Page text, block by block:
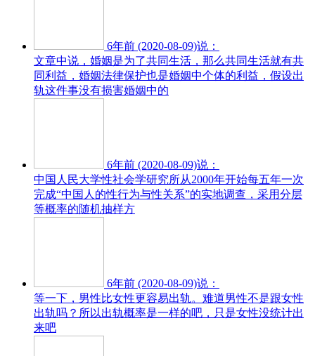
6年前 (2020-08-09)说：
文章中说，婚姻是为了共同生活，那么共同生活就有共
同利益，婚姻法律保护也是婚姻中个体的利益，假设出
轨这件事没有损害婚姻中的
6年前 (2020-08-09)说：
中国人民大学性社会学研究所从2000年开始每五年一次
完成“中国人的性行为与性关系”的实地调查，采用分层
等概率的随机抽样方
6年前 (2020-08-09)说：
等一下，男性比女性更容易出轨。难道男性不是跟女性
出轨吗？所以出轨概率是一样的吧，只是女性没统计出
来吧